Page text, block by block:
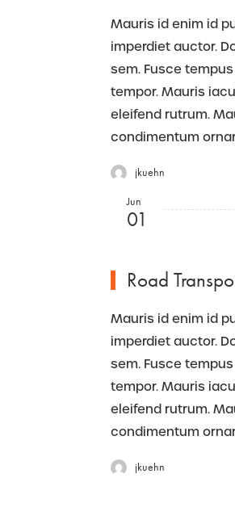
Mauris id enim id
imperdiet auctor.
sem. Fusce
tempor. Mauris
eleifend rutrum.
condimentum
jkuehn
Jun
01
Road
Mauris id enim id
imperdiet auctor.
sem. Fusce
tempor. Mauris
eleifend rutrum.
condimentum
jkuehn